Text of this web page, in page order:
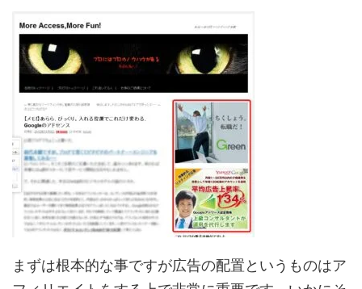
まずは根本的な事ですが広告の配置というものはア